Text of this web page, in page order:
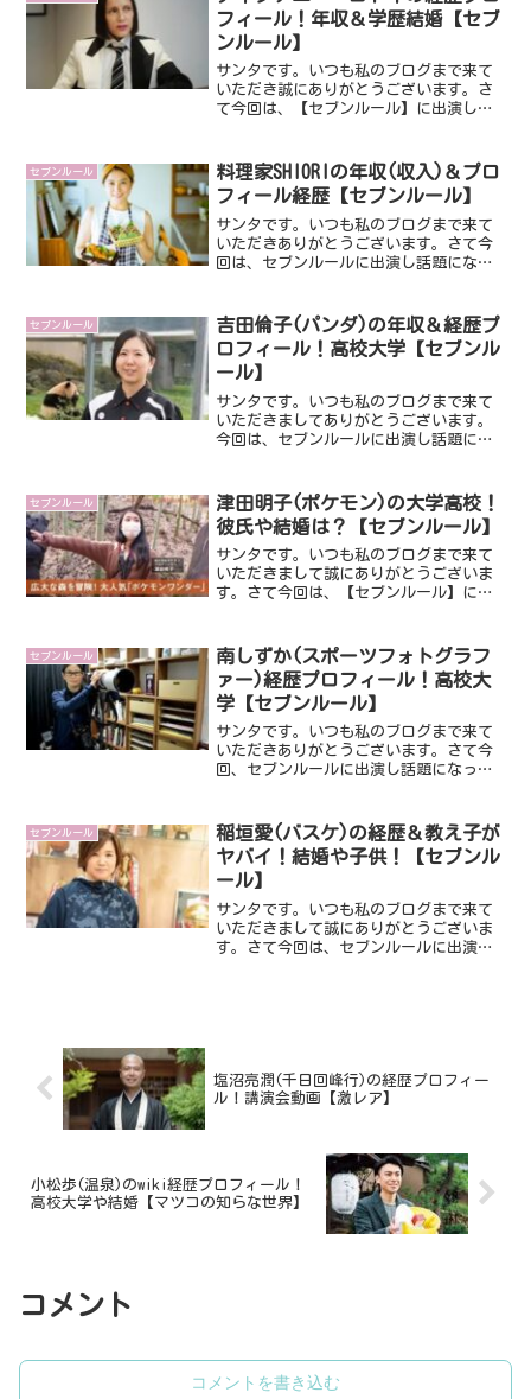
フィール！年収＆学歴結婚【セブ
ンルール】
サンタです。いつも私のブログまで来て
いただき誠にありがとうございます。さ
て今回は、【セブンルール】に出演し話
編集長を務めるティファニー・ゴドイさ
んいったいどのような方な...
セブンルール
料理家SHIORIの年収(収入)＆プロ
フィール経歴【セブンルール】
サンタです。いつも私のブログまで来て
いただきありがとうございます。さて今
回は、セブンルールに出演し話題になっ
題のオンライン教室には１万人の生徒さ
んがいる超凄い方で...
セブンルール
吉田倫子(パンダ)の年収＆経歴プ
ロフィール！高校大学【セブンル
ール】
サンタです。いつも私のブログまで来て
いただきましてありがとうございます。
今回は、セブンルールに出演し話題にな
をされてます。さっそくみていきましょ
う。スポンサーリンク (...
セブンルール
津田明子(ポケモン)の大学高校！
彼氏や結婚は？【セブンルール】
サンタです。いつも私のブログまで来て
いただきまして誠にありがとうございま
す。さて今回は、【セブンルール】に出
氏、結婚なんかがとても気になりまし
た！そんなことで今回は、津田明...
セブンルール
南しずか(スポーツフォトグラフ
ァー)経歴プロフィール！高校大
学【セブンルール】
サンタです。いつも私のブログまで来て
いただきありがとうございます。さて今
回、セブンルールに出演し話題になって
ーツフォトグラファーとして超一流選手
をカメラにおさめています...
セブンルール
稲垣愛(バスケ)の経歴＆教え子が
ヤバイ！結婚や子供！【セブンル
ール】
サンタです。いつも私のブログまで来て
いただきまして誠にありがとうございま
す。さて今回は、セブンルールに出演し
塩沼亮潤(千日回峰行)の経歴プロフィー
ル！講演会動画【激レア】
小松歩(温泉)のwiki経歴プロフィール！
高校大学や結婚【マツコの知らな世界】
コメント
コメントを書き込む